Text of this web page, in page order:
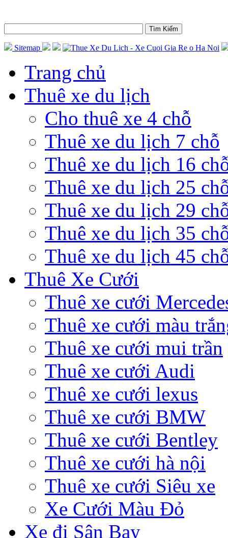
Sitemap
Trang chủ
Thuê xe du lịch
Cho thuê xe 4 chỗ
Thuê xe du lịch 7 chỗ
Thuê xe du lịch 16
Thuê xe du lịch 25
Thuê xe du lịch 29
Thuê xe du lịch 35
Thuê xe du lịch 45
Thuê Xe Cưới
Thuê xe cưới
Thuê xe cưới màu
Thuê xe cưới mui trần
Thuê xe cưới Audi
Thuê xe cưới lexus
Thuê xe cưới BMW
Thuê xe cưới Bentley
Thuê xe cưới hà nội
Thuê xe cưới Siêu xe
Xe Cưới Màu Đỏ
Xe đi Sân Bay